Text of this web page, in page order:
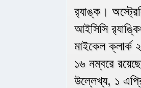
র‌্যাঙ্ক।
আইসিসি
মাইকেল ক্লার্ক
১৬ নম্বরে
উল্লেখ্য, ১